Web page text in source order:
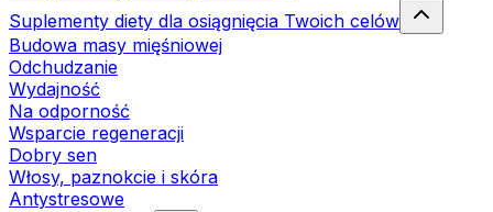
Suplementy diety dla osiągnięcia Twoich celów
Budowa masy mięśniowej
Odchudzanie
Wydajność
Na odporność
Wsparcie regeneracji
Dobry sen
Włosy, paznokcie i skóra
Antystresowe